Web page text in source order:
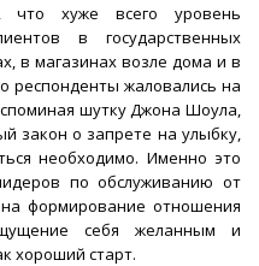
что хуже всего уровень
в государственных
в магазинах возле дома и в
респонденты жаловались на
шутку Джона Шоула,
закон о запрете на улыбку,
необходимо. Именно это
по обслуживанию от
формирование отношения
себя желанным и
хороший старт.